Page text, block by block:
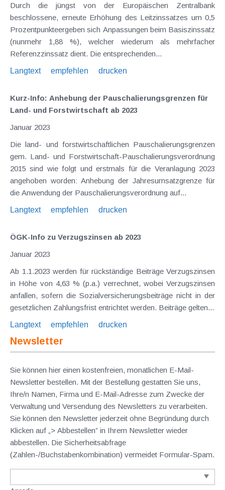
Durch die jüngst von der Europäischen Zentralbank
beschlossene, erneute Erhöhung des Leitzinssatzes um 0,5
Prozentpunkteergeben sich Anpassungen beim Basiszinssatz
(nunmehr 1,88 %), welcher wiederum als mehrfacher
Referenzzinssatz dient. Die entsprechenden...
Langtext
empfehlen drucken
Kurz-Info: Anhebung der Pauschalierungsgrenzen für
Land- und Forstwirtschaft ab 2023
Januar 2023
Die land- und forstwirtschaftlichen Pauschalierungsgrenzen
gem. Land- und Forstwirtschaft-Pauschalierungsverordnung
2015 sind wie folgt und erstmals für die Veranlagung 2023
angehoben worden: Anhebung der Jahresumsatzgrenze für
die Anwendung der Pauschalierungsverordnung auf...
Langtext
empfehlen drucken
ÖGK-Info zu Verzugszinsen ab 2023
Januar 2023
Ab 1.1.2023 werden für rückständige Beiträge Verzugszinsen
in Höhe von 4,63 % (p.a.) verrechnet, wobei Verzugszinsen
anfallen, sofern die Sozialversicherungsbeiträge nicht in der
gesetzlichen Zahlungsfrist entrichtet werden. Beiträge gelten...
Langtext
empfehlen drucken
Newsletter
Sie können hier einen kostenfreien, monatlichen E-Mail-
Newsletter bestellen. Mit der Bestellung gestatten Sie uns,
Ihre/n Namen, Firma und E-Mail-Adresse zum Zwecke der
Verwaltung und Versendung des Newsletters zu verarbeiten.
Sie können den Newsletter jederzeit ohne Begründung durch
Klicken auf „> Abbestellen” in Ihrem Newsletter wieder
abbestellen. Die Sicherheitsabfrage
(Zahlen-/Buchstabenkombination) vermeidet Formular-Spam.